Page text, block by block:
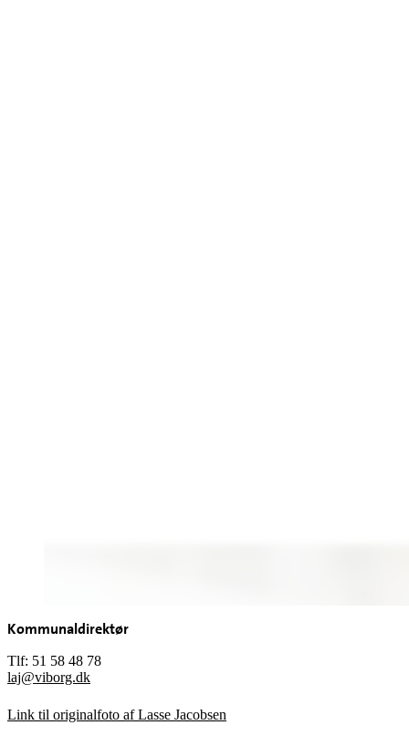
Kommunaldirektør
Tlf: 51 58 48 78
laj@viborg.dk
Link til originalfoto af Lasse Jacobsen